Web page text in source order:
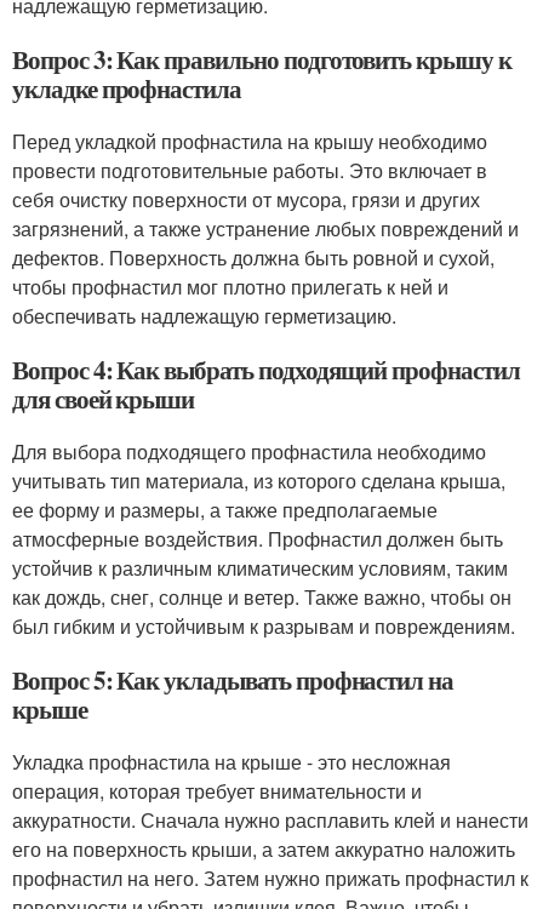
Вопрос 3: Как правильно подготовить крышу к
укладке профнастила
Перед укладкой профнастила на крышу необходимо
провести подготовительные работы. Это включает в
себя очистку поверхности от мусора, грязи и других
загрязнений, а также устранение любых повреждений и
дефектов. Поверхность должна быть ровной и сухой,
чтобы профнастил мог плотно прилегать к ней и
обеспечивать надлежащую герметизацию.
Вопрос 4: Как выбрать подходящий профнастил
для своей крыши
Для выбора подходящего профнастила необходимо
учитывать тип материала, из которого сделана крыша,
ее форму и размеры, а также предполагаемые
атмосферные воздействия. Профнастил должен быть
устойчив к различным климатическим условиям, таким
как дождь, снег, солнце и ветер. Также важно, чтобы он
был гибким и устойчивым к разрывам и повреждениям.
Вопрос 5: Как укладывать профнастил на
крыше
Укладка профнастила на крыше - это несложная
операция, которая требует внимательности и
аккуратности. Сначала нужно расплавить клей и нанести
его на поверхность крыши, а затем аккуратно наложить
профнастил на него. Затем нужно прижать профнастил к